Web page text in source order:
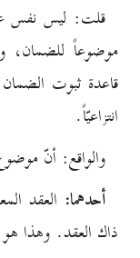
قلت: ليس نفس
موضوعاً للضمان،
قاعدة ثبوت
انتزاعيّاً.
والواقع: أنّ
أحدهما: العقد
ذاك العقد. وهذا